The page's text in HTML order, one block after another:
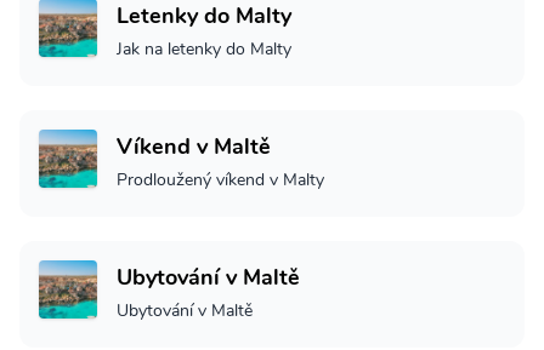
Letenky do Malty
Jak na letenky do Malty
Víkend v Maltě
Prodloužený víkend v Malty
Ubytování v Maltě
Ubytování v Maltě